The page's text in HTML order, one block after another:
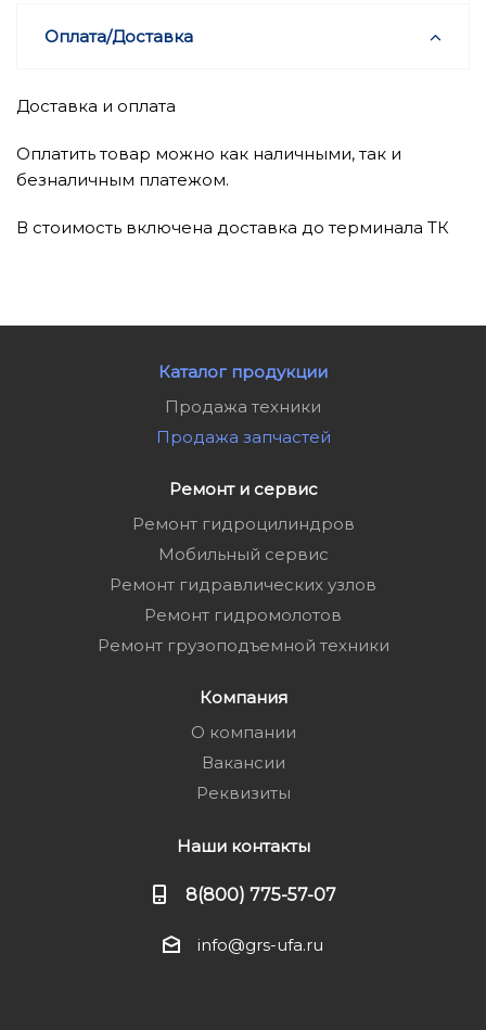
Оплата/Доставка
Доставка и оплата
Оплатить товар можно как наличными, так и
безналичным платежом.
В стоимость включена доставка до терминала ТК
Каталог продукции
Продажа техники
Продажа запчастей
Ремонт и сервис
Ремонт гидроцилиндров
Мобильный сервис
Ремонт гидравлических узлов
Ремонт гидромолотов
Ремонт грузоподъемной техники
Компания
О компании
Вакансии
Реквизиты
Наши контакты
8(800) 775-57-07
info@grs-ufa.ru